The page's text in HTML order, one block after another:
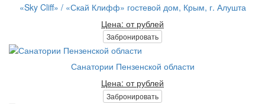
«Sky Cliff» / «Скай Клифф» гостевой дом, Крым, г. Алушта
Цена: от рублей
Забронировать
Санатории Пензенской области
Цена: от рублей
Забронировать